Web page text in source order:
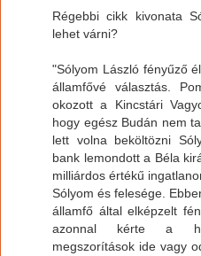
Régebbi cikk kivonata
lehet várni?
"Sólyom László fényűző
államfővé választás.
okozott a Kincstári
hogy egész Budán nem
lett volna beköltözni
bank lemondott a Béla
milliárdos értékű
Sólyom és felesége.
államfő által elképzelt
azonnal kérte a
megszorítások ide vagy